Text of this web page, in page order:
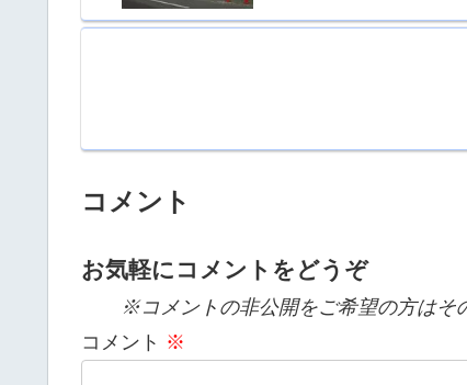
コメント
お気軽にコメントをどうぞ
※コメントの非公開をご希望の方はその
コメント ※